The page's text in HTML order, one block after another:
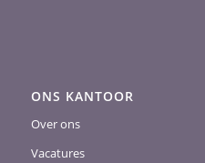
ONS KANTOOR
Over ons
Vacatures